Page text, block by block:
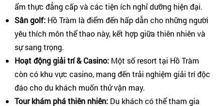
ẩm thực đẳng cấp và các tiện ích nghỉ dưỡng hiện đại.
Sân golf: Hồ Tràm là điểm đến hấp dẫn cho những người
yêu thích môn thể thao này, kết hợp giữa thiên nhiên và
sự sang trọng.
Hoạt động giải trí & Casino: Một số resort tại Hồ Tràm
còn có khu vực casino, mang đến trải nghiệm giải trí độc
đáo cho du khách muốn thử vận may.
Tour khám phá thiên nhiên: Du khách có thể tham gia